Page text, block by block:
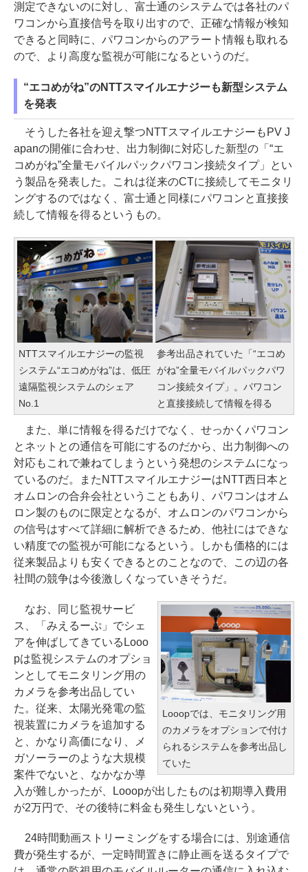
測定できないのに対し、富士通のシステムでは各社のパ
ワコンから直接信号を取り出すので、正確な情報が検知
できると同時に、パワコンからのアラート情報も取れる
ので、より高度な監視が可能になるというのだ。
“エコめがね”のNTTスマイルエナジーも新型システム
を発表
そうした各社を迎え撃つNTTスマイルエナジーもPV J
apanの開催に合わせ、出力制御に対応した新型の「“エ
コめがね”全量モバイルパックパワコン接続タイプ」とい
う製品を発表した。これは従来のCTに接続してモニタリ
ングするのではなく、富士通と同様にパワコンと直接接
続して情報を得るというもの。
NTTスマイルエナジーの監視
システム“エコめがね”は、低圧
遠隔監視システムのシェア
No.1
参考出品されていた「“エコめ
がね”全量モバイルパックパワ
コン接続タイプ」。パワコン
と直接接続して情報を得る
また、単に情報を得るだけでなく、せっかくパワコン
とネットとの通信を可能にするのだから、出力制御への
対応もこれで兼ねてしまうという発想のシステムになっ
ているのだ。またNTTスマイルエナジーはNTT西日本と
オムロンの合弁会社ということもあり、パワコンはオム
ロン製のものに限定となるが、オムロンのパワコンから
の信号はすべて詳細に解析できるため、他社にはできな
い精度での監視が可能になるという。しかも価格的には
従来製品よりも安くできるとのことなので、この辺の各
社間の競争は今後激しくなっていきそうだ。
Looopでは、モニタリング用
のカメラをオプションで付け
られるシステムを参考出品し
ていた
なお、同じ監視サービ
ス、「みえるーぷ」でシェ
アを伸ばしてきているLooo
pは監視システムのオプショ
ンとしてモニタリング用の
カメラを参考出品してい
た。従来、太陽光発電の監
視装置にカメラを追加する
と、かなり高価になり、メ
ガソーラーのような大規模
案件でないと、なかなか導
入が難しかったが、Looopが出したものは初期導入費用
が2万円で、その後特に料金も発生しないという。
24時間動画ストリーミングをする場合には、別途通信
費が発生するが、一定時間置きに静止画を送るタイプで